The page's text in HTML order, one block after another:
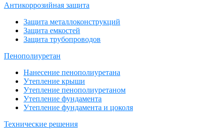
Антикоррозийная защита
Защита металлоконструкций
Защита емкостей
Защита трубопроводов
Пенополиуретан
Нанесение пенополиуретана
Утепление крыши
Утепление пенополиуретаном
Утепление фундамента
Утепление фундамента и цоколя
Технические решения